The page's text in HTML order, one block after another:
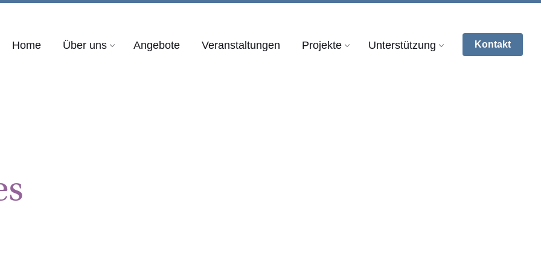
Home Über uns Angebote Veranstaltungen Projekte Unterstützung Kontakt